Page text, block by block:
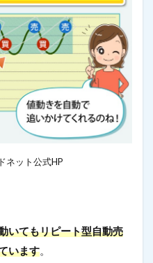
ネット公式HP
いてもリピート型自動売
います。